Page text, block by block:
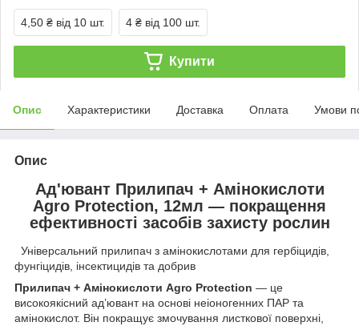
4,50 ₴ від 10 шт. 4 ₴ від 100 шт.
Купити
Опис Характеристики Доставка Оплата Умови
Опис
Ад'ювант Прилипач + Амінокислоти
Agro Protection, 12мл — покращення
ефективності засобів захисту рослин
Універсальний прилипач з амінокислотами для гербіцидів,
фунгіцидів, інсектицидів та добрив
Прилипач + Амінокислоти Agro Protection — це
високоякісний ад’ювант на основі неіоногенних ПАР та
амінокислот. Він покращує змочування листкової поверхні,